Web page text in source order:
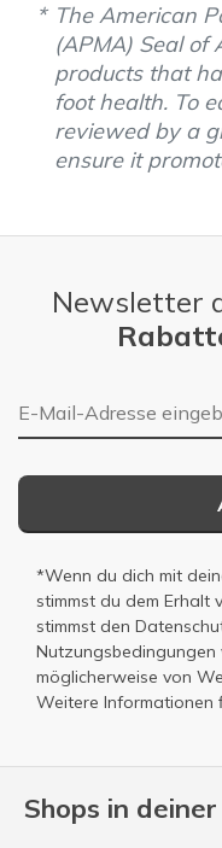
The American
(APMA) Seal of
products that
foot health. To
reviewed by a
ensure it
Shops in
Newsletter
E-Mail-Adresse
*Wenn du dich mit
stimmst du dem Erhalt
stimmst den
Nutzungsbedingungen
möglicherweise von
Weitere Informationen